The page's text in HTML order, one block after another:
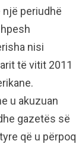
periudhë
nisi
të vitit 2011
u akuzuan
gazetës së
që u përpoq